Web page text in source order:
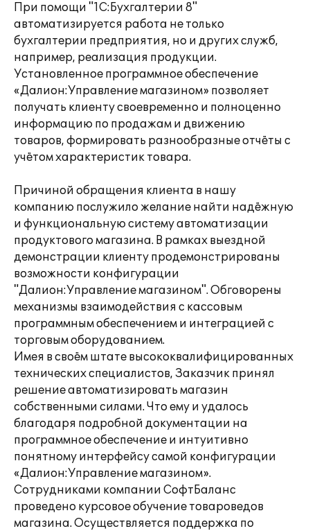
При помощи "1С:Бухгалтерии 8"
автоматизируется работа не только
бухгалтерии предприятия, но и других служб,
например, реализация продукции.
Установленное программное обеспечение
«Далион:Управление магазином» позволяет
получать клиенту своевременно и полноценно
информацию по продажам и движению
товаров, формировать разнообразные отчёты с
учётом характеристик товара.
Причиной обращения клиента в нашу
компанию послужило желание найти надёжную
и функциональную систему автоматизации
продуктового магазина. В рамках выездной
демонстрации клиенту продемонстрированы
возможности конфигурации
"Далион:Управление магазином". Обговорены
механизмы взаимодействия с кассовым
программным обеспечением и интеграцией с
торговым оборудованием.
Имея в своём штате высококвалифицированных
технических специалистов, Заказчик принял
решение автоматизировать магазин
собственными силами. Что ему и удалось
благодаря подробной документации на
программное обеспечение и интуитивно
понятному интерфейсу самой конфигурации
«Далион:Управление магазином».
Сотрудниками компании СофтБаланс
проведено курсовое обучение товароведов
магазина. Осуществляется поддержка по